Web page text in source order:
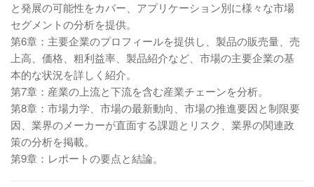
と発展の可能性をカバー、アプリケーション別に様々な市場
セグメントの分析を提供。
第6章：主要企業のプロフィールを提供し、製品の販売量、売
上高、価格、粗利益率、製品紹介など、市場の主要企業の基
本的な状況を詳しく紹介。
第7章：産業の上流と下流を含む産業チェーンを分析。
第8章：市場力学、市場の最新動向、市場の推進要因と制限要
因、業界のメーカーが直面する課題とリスク、業界の関連政
策の分析を掲載。
第9章：レポートの要点と結論。